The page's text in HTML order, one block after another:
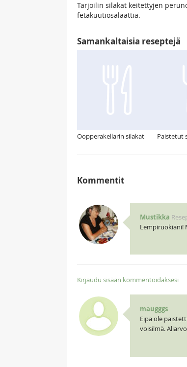
Tarjoilin silakat keitettyjen
fetakuutiosalaattia.
Samankaltaisia reseptejä
Oopperakellarin silakat Paistetut
Kommentit
Mustikka
Lempiruokiani!
Kirjaudu sisään kommentoidaksesi
maugggs
Eipä ole
voisilmä.